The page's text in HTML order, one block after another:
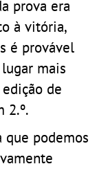
prova era
à vitória,
é provável
mais
de
2.º.
que podemos